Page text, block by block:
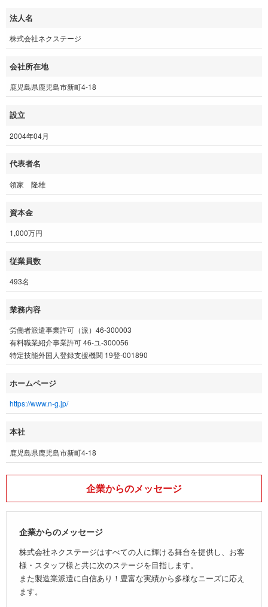
法人名
株式会社ネクステージ
会社所在地
鹿児島県鹿児島市新町4-18
設立
2004年04月
代表者名
領家 隆雄
資本金
1,000万円
従業員数
493名
業務内容
労働者派遣事業許可（派）46-300003
有料職業紹介事業許可 46-ユ-300056
特定技能外国人登録支援機関 19登-001890
ホームページ
https://www.n-g.jp/
本社
鹿児島県鹿児島市新町4-18
企業からのメッセージ
企業からのメッセージ
株式会社ネクステージはすべての人に輝ける舞台を提供し、お客
様・スタッフ様と共に次のステージを目指します。
また製造業派遣に自信あり！豊富な実績から多様なニーズに応え
ます。